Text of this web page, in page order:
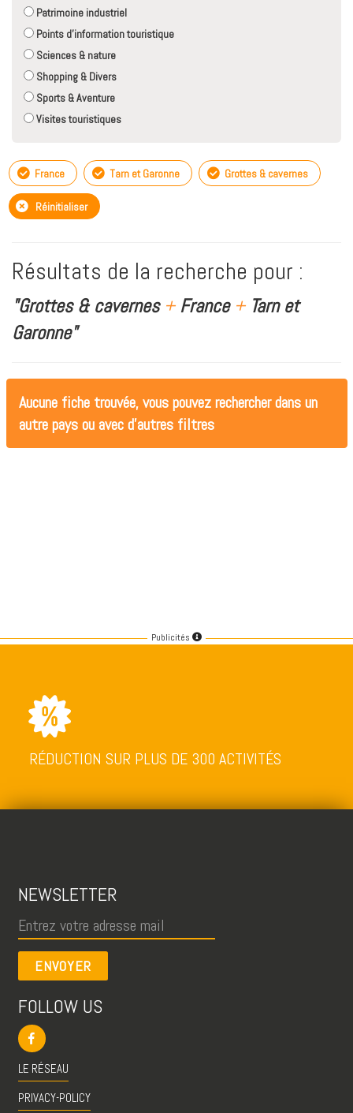
Patrimoine industriel
Points d'information touristique
Sciences & nature
Shopping & Divers
Sports & Aventure
Visites touristiques
France Tarn et Garonne Grottes & cavernes
Réinitialiser
Résultats de la recherche pour :
"Grottes & cavernes +France +Tarn et
Garonne"
Aucune fiche trouvée, vous pouvez rechercher dans un
autre pays ou avec d'autres filtres
Publicités
RÉDUCTION SUR PLUS DE 300 ACTIVITÉS
NEWSLETTER
ENVOYER
FOLLOW US
LE RÉSEAU
PRIVACY-POLICY